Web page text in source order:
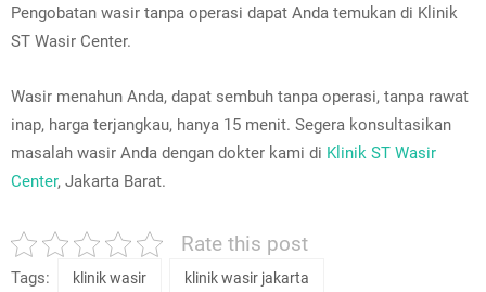
Pengobatan wasir tanpa operasi dapat Anda temukan di Klinik
ST Wasir Center.
Wasir menahun Anda, dapat sembuh tanpa operasi, tanpa rawat
inap, harga terjangkau, hanya 15 menit. Segera konsultasikan
masalah wasir Anda dengan dokter kami di Klinik ST Wasir
Center, Jakarta Barat.
Rate this post
Tags: klinik wasir klinik wasir jakarta